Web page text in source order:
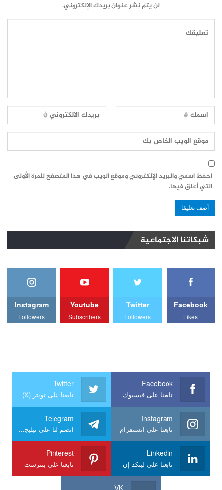
لن يتم نشر عنوان بريدك الإلكتروني.
احفظ اسمي والبريد الإلكتروني وموقع الويب في هذا المتصفح للمرة الأولى
التي أعلق فيها.
شبكاتنا الاجتماعية
Facebook
Likes
Twitter
Followers
Youtube
Subscribers
Instagram
Followers
Facebook
تابعنا على فيسبوك
Twitter
تابعنا على تويتر (X)
Instagram
تابعنا على انستقرام
Telegram
انضم لنا على تيليجرام
Linkedin
تابعنا على لينكد إن
Pinterest
تابعنا على بنترست
VK